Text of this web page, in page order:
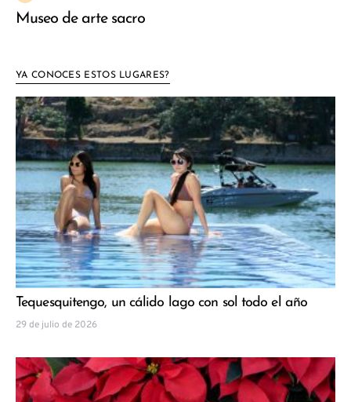
Museo de arte sacro
YA CONOCES ESTOS LUGARES?
Tequesquitengo, un cálido lago con sol todo el año
29 de julio de 2026